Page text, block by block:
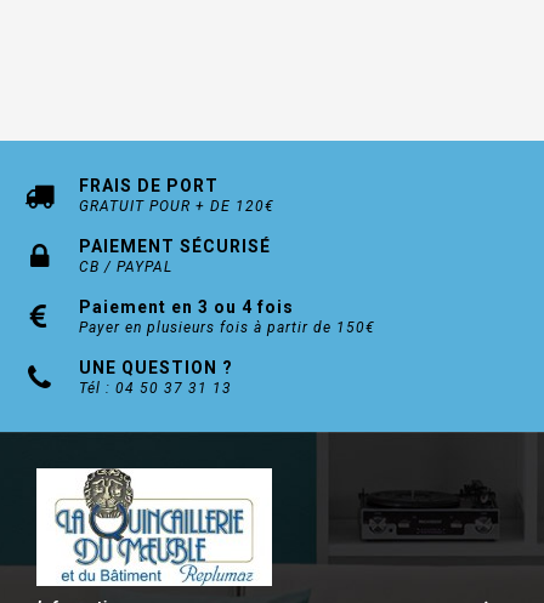
FRAIS DE PORT
GRATUIT POUR + DE 120€
PAIEMENT SÉCURISÉ
CB / PAYPAL
Paiement en 3 ou 4 fois
Payer en plusieurs fois à partir de 150€
UNE QUESTION ?
Tél : 04 50 37 31 13